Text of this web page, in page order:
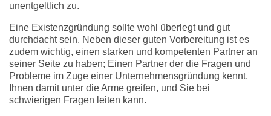
unentgeltlich zu.
Eine Existenzgründung sollte wohl überlegt und gut
durchdacht sein. Neben dieser guten Vorbereitung ist es
zudem wichtig, einen starken und kompetenten Partner an
seiner Seite zu haben; Einen Partner der die Fragen und
Probleme im Zuge einer Unternehmensgründung kennt,
Ihnen damit unter die Arme greifen, und Sie bei
schwierigen Fragen leiten kann.